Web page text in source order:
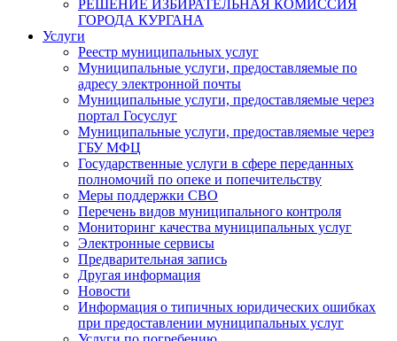
РЕШЕНИЕ ИЗБИРАТЕЛЬНАЯ КОМИССИЯ
ГОРОДА КУРГАНА
Услуги
Реестр муниципальных услуг
Муниципальные услуги, предоставляемые по
адресу электронной почты
Муниципальные услуги, предоставляемые через
портал Госуслуг
Муниципальные услуги, предоставляемые через
ГБУ МФЦ
Государственные услуги в сфере переданных
полномочий по опеке и попечительству
Меры поддержки СВО
Перечень видов муниципального контроля
Мониторинг качества муниципальных услуг
Электронные сервисы
Предварительная запись
Другая информация
Новости
Информация о типичных юридических ошибках
при предоставлении муниципальных услуг